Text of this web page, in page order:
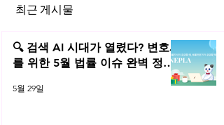
최근 게시물
🔍 검색 AI 시대가 열렸다? 변호사
를 위한 5월 법률 이슈 완벽 정리 |
5월 29일